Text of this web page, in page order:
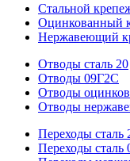
Стальной
Оцинкованный
Нержавеющий
Отводы сталь 20
Отводы 09Г2С
Отводы
Отводы
Переходы сталь
Переходы сталь